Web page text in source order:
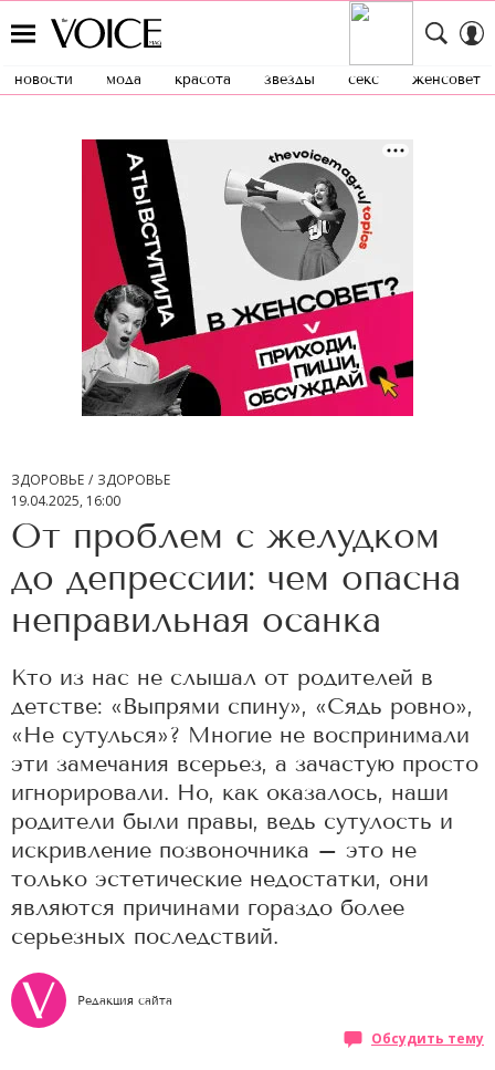
новости мода красота звезды секс женсовет
ЗДОРОВЬЕ
ЗДОРОВЬЕ
19.04.2025, 16:00
От проблем с желудком
до депрессии: чем опасна
неправильная осанка
Кто из нас не слышал от родителей в
детстве: «Выпрями спину», «Сядь ровно»,
«Не сутулься»? Многие не воспринимали
эти замечания всерьез, а зачастую просто
игнорировали. Но, как оказалось, наши
родители были правы, ведь сутулость и
искривление позвоночника – это не
только эстетические недостатки, они
являются причинами гораздо более
серьезных последствий.
Редакция сайта
Обсудить тему